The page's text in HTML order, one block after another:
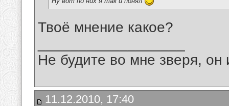
Твоё мнение какое?
Не будите во мне зверя, он
11.12.2010, 17:40